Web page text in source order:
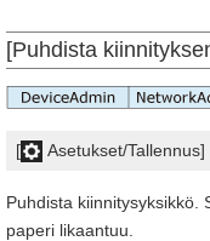
[Puhdista
[ Asetukset/Tallennus]
Puhdista kiinnitysyksikkö.
paperi likaantuu.